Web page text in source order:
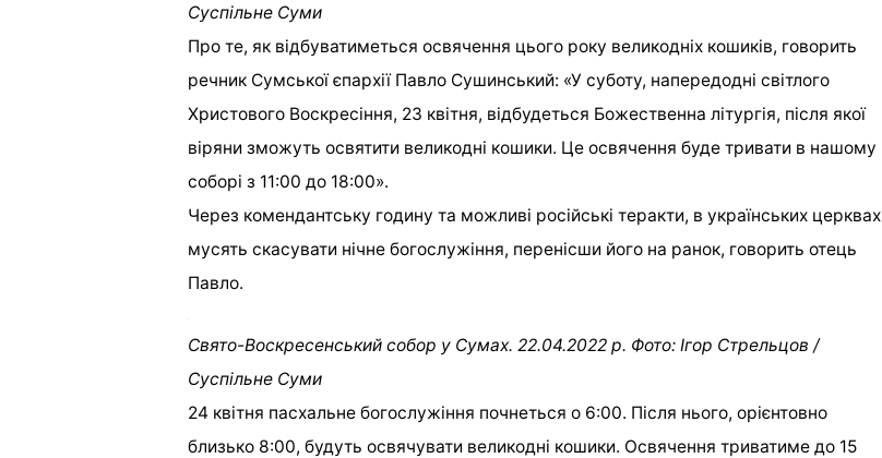
Суспільне Суми
Про те, як відбуватиметься освячення цього року великодніх кошиків, говорить
речник Сумської єпархії Павло Сушинський: «У суботу, напередодні світлого
Христового Воскресіння, 23 квітня, відбудеться Божественна літургія, після якої
віряни зможуть освятити великодні кошики. Це освячення буде тривати в нашому
соборі з 11:00 до 18:00».
Через комендантську годину та можливі російські теракти, в українських церквах
мусять скасувати нічне богослужіння, перенісши його на ранок, говорить отець
Павло.
Свято-Воскресенський собор у Сумах. 22.04.2022 р. Фото: Ігор Стрельцов /
Суспільне Суми
24 квітня пасхальне богослужіння почнеться о 6:00. Після нього, орієнтовно
близько 8:00, будуть освячувати великодні кошики. Освячення триватиме до 15